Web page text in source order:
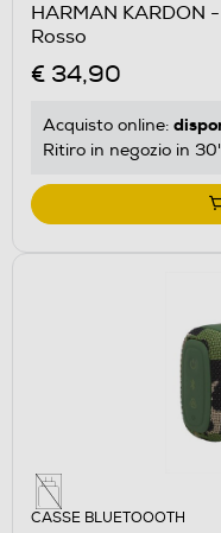
HARMAN KARDON
Rosso
€ 34,90
Acquisto online:
Ritiro in negozio in
CASSE BLUETOOOTH